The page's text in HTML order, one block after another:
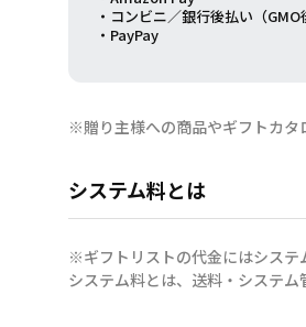
・コンビニ／銀行後払い（GMO
・PayPay
※贈り主様への商品やギフトカタ
システム料とは
※ギフトリストの代金にはシステ
システム料とは、送料・システ